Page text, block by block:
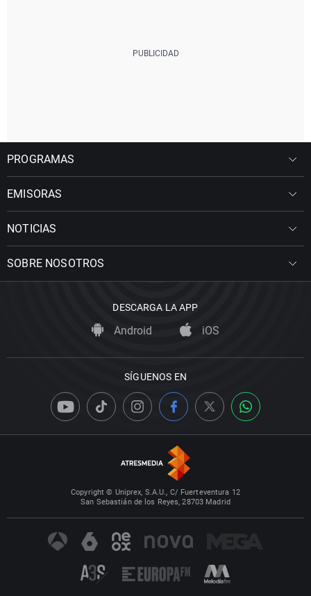
PROGRAMAS
EMISORAS
NOTICIAS
SOBRE NOSOTROS
DESCARGA LA APP
Android iOS
SÍGUENOS EN
Copyright © Uniprex, S.A.U., C/ Fuerteventura 12
San Sebastián de los Reyes, 28703 Madrid